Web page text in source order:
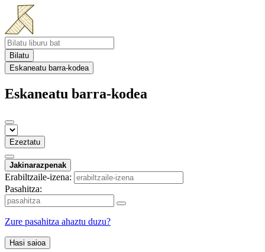
Bilatu
Eskaneatu barra-kodea
Eskaneatu barra-kodea
Ezeztatu
Jakinarazpenak
Erabiltzaile-izena:
Pasahitza:
Zure pasahitza ahaztu duzu?
Hasi saioa